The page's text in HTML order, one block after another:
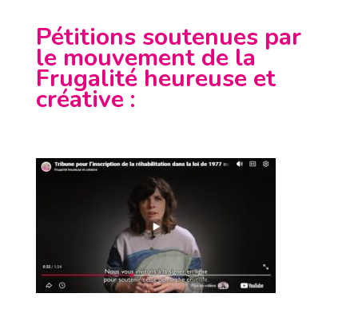
Pétitions soutenues par
le mouvement de la
Frugalité heureuse et
créative :